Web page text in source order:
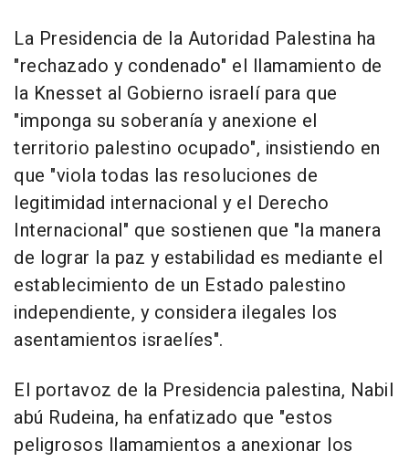
La Presidencia de la Autoridad Palestina ha
"rechazado y condenado" el llamamiento de
la Knesset al Gobierno israelí para que
"imponga su soberanía y anexione el
territorio palestino ocupado", insistiendo en
que "viola todas las resoluciones de
legitimidad internacional y el Derecho
Internacional" que sostienen que "la manera
de lograr la paz y estabilidad es mediante el
establecimiento de un Estado palestino
independiente, y considera ilegales los
asentamientos israelíes".
El portavoz de la Presidencia palestina, Nabil
abú Rudeina, ha enfatizado que "estos
peligrosos llamamientos a anexionar los